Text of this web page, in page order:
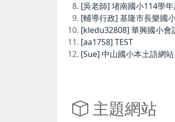
[吳老師] 堵南國小114學
[輔導行政] 基隆市長樂國
[kledu32808] 華興國小會
[aa1758] TEST
[Sue] 中山國小本土語網站
主題網站